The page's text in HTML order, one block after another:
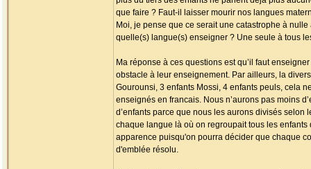
que faire ? Faut-il laisser mourir nos langues
Moi, je pense que ce serait une catastrophe à
quelle(s) langue(s) enseigner ? Une seule à tous
Ma réponse à ces questions est qu’il faut
obstacle à leur enseignement. Par ailleurs, la
Gourounsi, 3 enfants Mossi, 4 enfants peuls, cela
enseignés en francais. Nous n’aurons pas moins
d’enfants parce que nous les aurons divisés
chaque langue là où on regroupait tous les
apparence puisqu'on pourra décider que chaque
d'emblée résolu.